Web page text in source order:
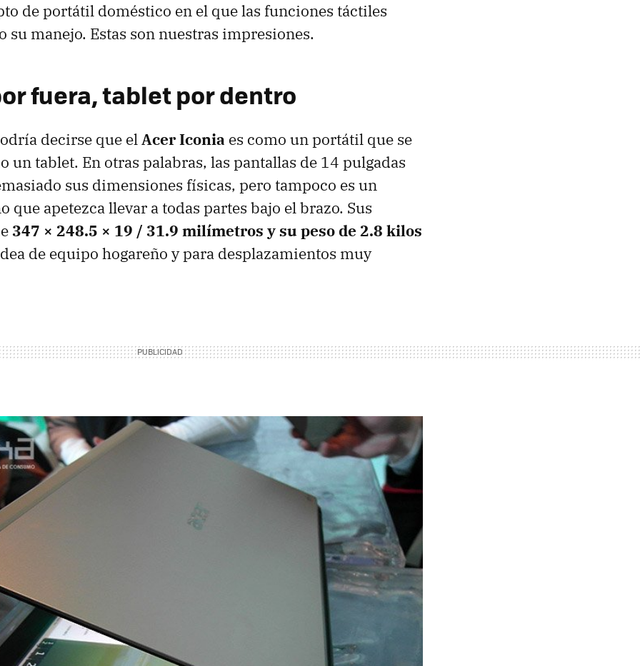
de portátil doméstico en el que las funciones táctiles
manejo. Estas son nuestras impresiones.
fuera, tablet por dentro
decirse que elAcer Iconia es como un portátil que se
un tablet. En otras palabras, las pantallas de 14 pulgadas
sus dimensiones físicas, pero tampoco es un
que apetezca llevar a todas partes bajo el brazo. Sus
347 × 248.5 × 19 / 31.9 milímetros y su peso de 2.8 kilos
de equipo hogareño y para desplazamientos muy